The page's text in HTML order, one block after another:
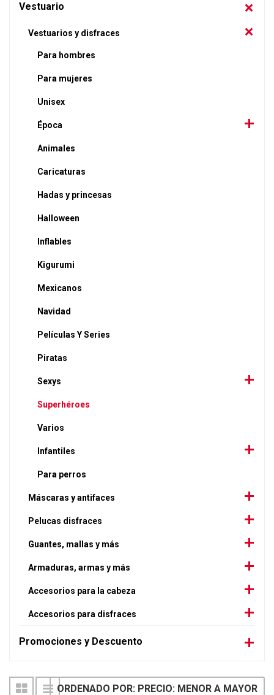
Vestuario
Vestuarios y disfraces
Para hombres
Para mujeres
Unisex
Época
Animales
Caricaturas
Hadas y princesas
Halloween
Inflables
Kigurumi
Mexicanos
Navidad
Películas Y Series
Piratas
Sexys
Superhéroes
Varios
Infantiles
Para perros
Máscaras y antifaces
Pelucas disfraces
Guantes, mallas y más
Armaduras, armas y más
Accesorios para la cabeza
Accesorios para disfraces
Promociones y Descuento
ORDENADO POR: PRECIO: MENOR A MAYOR